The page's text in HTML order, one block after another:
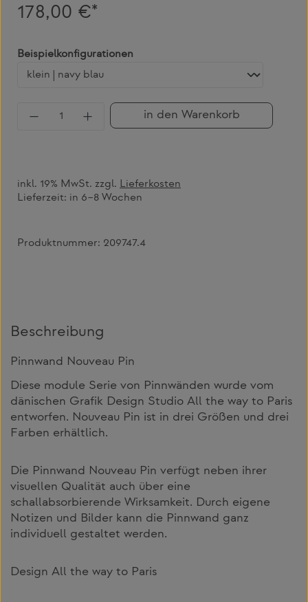
178,00 €*
Beispielkonfigurationen
Produkt Anzahl: Gib den gewünschten
in den Warenkorb
inkl. 19% MwSt. zzgl. Lieferkosten
Lieferzeit: in 6–8 Wochen
Produktnummer: 209747.4
Beschreibung
Pinnwand Nouveau Pin
Diese module Serie von Pinnwänden wurde vom
dänischen Grafik Design Studio All the way to Paris
entworfen. Nouveau Pin ist in drei Größen und drei
Farben erhältlich.
Die Pinnwand Nouveau Pin verfügt neben ihrer
visuellen Qualität auch über eine
schallabsorbierende Wirksamkeit. Durch eigene
Notizen und Bilder kann die Pinnwand ganz
individuell gestaltet werden.
Design All the way to Paris